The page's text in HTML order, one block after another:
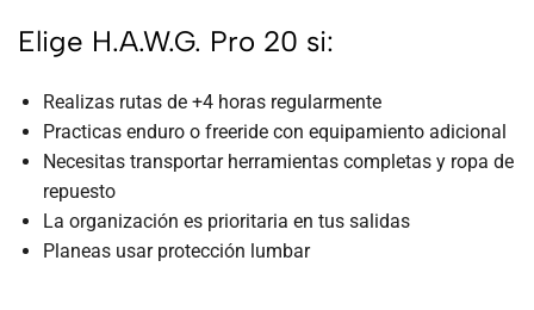
Elige H.A.W.G. Pro 20 si:
Realizas rutas de +4 horas regularmente
Practicas enduro o freeride con equipamiento adicional
Necesitas transportar herramientas completas y ropa de
repuesto
La organización es prioritaria en tus salidas
Planeas usar protección lumbar